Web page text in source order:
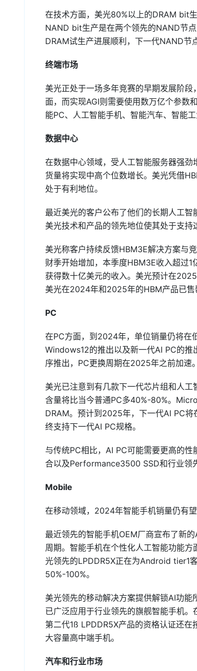
在技术方面，美光80%以上的DRAM bit
NAND bit生产是在两个领先的NAND节
DRAM试生产进展顺利，下一代NAND节
终端市场
美光正处于一场多年竞赛的早期发展阶
面，而实现AGI则需要使用数万亿个参数
能PC、人工智能手机、智能汽车、智能
数据中心
在数据中心领域，受人工智能服务器强
货量将实现中高个位数增长。美光凭借
处于有利地位。
最近美光的客户公布了他们的长期人工智
美光技术和产品的领先地位使其处于支持
美光称客户持续反馈HBM3E解决方案与
财季开始增加，本季度HBM3E收入超过
获得数十亿美元的收入。美光预计在
美光在2024年和2025年的HBM产品已售
PC
在PC方面，到2024年，单位销量仍将在
Windows12的推出以及新一代AI PC的
序推出，PC更换周期在2025年之前加速。
美光已注意到有几款下一代芯片组和人
含量将比当今普通PC多40%-80%。
DRAM。预计到2025年，下一代AI PC
终支持下一代AI PC规格。
与传统PC相比，AI PC可能需要更高的
合以及Performance3500 SSD和行业领
Mobile
在移动领域，2024年智能手机销量仍有
最近领先的智能手机OEM厂商宣布了新
周期。智能手机在个性化人工智能功能
光领先的LPDDR5X正在为Android tier1
50%-100%。
美光领先的移动解决方案提供解锁AI功
已广泛应用于行业领先的旗舰智能手机。
第二代1ß LPDDR5X产品的资格认证还
大容量高中端手机。
汽车和行业市场